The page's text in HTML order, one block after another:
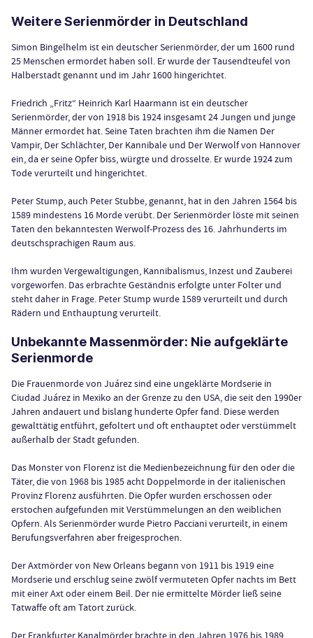
Weitere Serienmörder in Deutschland
Simon Bingelhelm ist ein deutscher Serienmörder, der um 1600 rund
25 Menschen ermordet haben soll. Er wurde der Tausendteufel von
Halberstadt genannt und im Jahr 1600 hingerichtet.
Friedrich „Fritz“ Heinrich Karl Haarmann ist ein deutscher
Serienmörder, der von 1918 bis 1924 insgesamt 24 Jungen und junge
Männer ermordet hat. Seine Taten brachten ihm die Namen Der
Vampir, Der Schlächter, Der Kannibale und Der Werwolf von Hannover
ein, da er seine Opfer biss, würgte und drosselte. Er wurde 1924 zum
Tode verurteilt und hingerichtet.
Peter Stump, auch Peter Stubbe, genannt, hat in den Jahren 1564 bis
1589 mindestens 16 Morde verübt. Der Serienmörder löste mit seinen
Taten den bekanntesten Werwolf-Prozess des 16. Jahrhunderts im
deutschsprachigen Raum aus.
Ihm wurden Vergewaltigungen, Kannibalismus, Inzest und Zauberei
vorgeworfen. Das erbrachte Geständnis erfolgte unter Folter und
steht daher in Frage. Peter Stump wurde 1589 verurteilt und durch
Rädern und Enthauptung verurteilt.
Unbekannte Massenmörder: Nie aufgeklärte
Serienmorde
Die Frauenmorde von Juárez sind eine ungeklärte Mordserie in
Ciudad Juárez in Mexiko an der Grenze zu den USA, die seit den 1990er
Jahren andauert und bislang hunderte Opfer fand. Diese werden
gewalttätig entführt, gefoltert und oft enthauptet oder verstümmelt
außerhalb der Stadt gefunden.
Das Monster von Florenz ist die Medienbezeichnung für den oder die
Täter, die von 1968 bis 1985 acht Doppelmorde in der italienischen
Provinz Florenz ausführten. Die Opfer wurden erschossen oder
erstochen aufgefunden mit Verstümmelungen an den weiblichen
Opfern. Als Serienmörder wurde Pietro Pacciani verurteilt, in einem
Berufungsverfahren aber freigesprochen.
Der Axtmörder von New Orleans begann von 1911 bis 1919 eine
Mordserie und erschlug seine zwölf vermuteten Opfer nachts im Bett
mit einer Axt oder einem Beil. Der nie ermittelte Mörder ließ seine
Tatwaffe oft am Tatort zurück.
Der Frankfurter Kanalmörder brachte in den Jahren 1976 bis 1989